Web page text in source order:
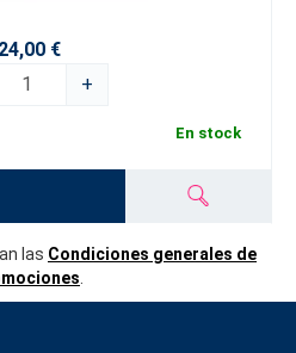
24,00 €
+
En stock
las Condiciones generales de
.